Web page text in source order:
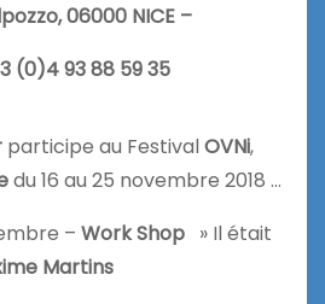
06000 NICE –
(0)4 93 88 59 35
participe au FestivalOVNi,
du 16 au 25 novembre 2018 …
– Work Shop » Il était
Martins